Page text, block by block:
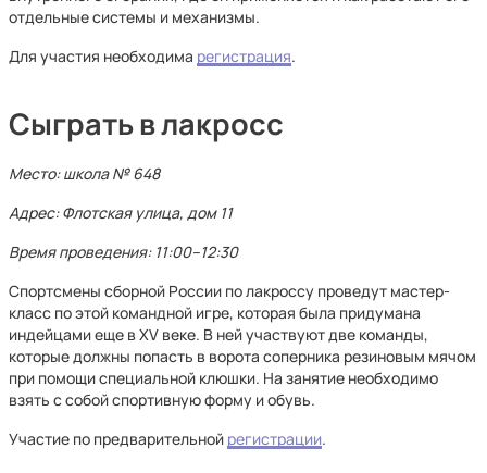
отдельные системы и механизмы.
Для участия необходима регистрация.
Сыграть в лакросс
Место: школа № 648
Адрес: Флотская улица, дом 11
Время проведения: 11:00–12:30
Спортсмены сборной России по лакроссу проведут мастер-
класс по этой командной игре, которая была придумана
индейцами еще в XV веке. В ней участвуют две команды,
которые должны попасть в ворота соперника резиновым мячом
при помощи специальной клюшки. На занятие необходимо
взять с собой спортивную форму и обувь.
Участие по предварительной регистрации.